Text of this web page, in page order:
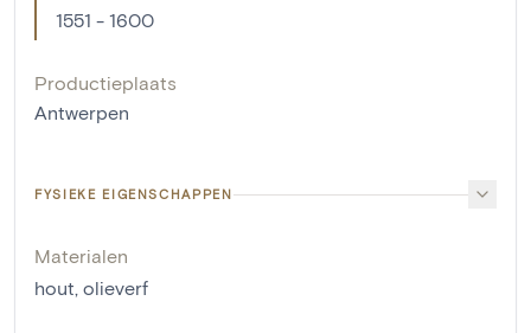
1551 - 1600
Productieplaats
Antwerpen
FYSIEKE EIGENSCHAPPEN
Materialen
hout, olieverf